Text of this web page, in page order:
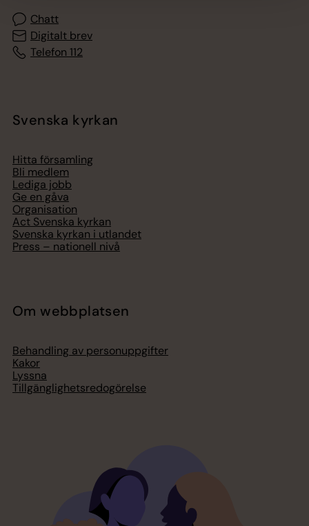
Chatt
Digitalt brev
Telefon 112
Svenska kyrkan
Hitta församling
Bli medlem
Lediga jobb
Ge en gåva
Organisation
Act Svenska kyrkan
Svenska kyrkan i utlandet
Press – nationell nivå
Om webbplatsen
Behandling av personuppgifter
Kakor
Lyssna
Tillgänglighetsredogörelse